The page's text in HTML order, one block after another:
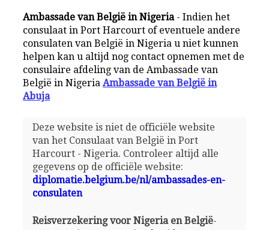
Ambassade van België in Nigeria- Indien het
consulaat in Port Harcourt of eventuele andere
consulaten van België in Nigeria u niet kunnen
helpen kan u altijd nog contact opnemen met de
consulaire afdeling van de Ambassade van
België in Nigeria Ambassade van België in
Abuja
Deze website is niet de officiële website
van het Consulaat van België in Port
Harcourt - Nigeria. Controleer altijd alle
gegevens op de officiële website:
diplomatie.belgium.be/nl/ambassades-en-
consulaten
Reisverzekering voor Nigeria en België-